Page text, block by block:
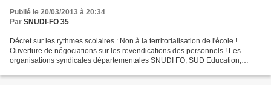
Publié le 20/03/2013 à 20:34
Par SNUDI-FO 35
Décret sur les rythmes scolaires : Non à la territorialisation de l'école !
Ouverture de négociations sur les revendications des personnels ! Les
organisations syndicales départementales SNUDI FO, SUD Education,